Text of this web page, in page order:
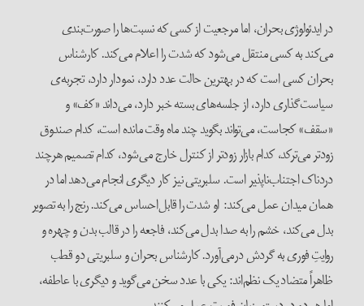
در ایدئولوژی بحران، اما مرجعیت از کسی که نسبت‌ها را صورت‌بندی
می‌کند به کسی منتقل می‌شود که شدت را اعلام می‌کند. کارشناس
بحران کسی است که در بهترین حالت عدد دارد، نمودار دارد، تجربه‌ی
سیاست‌گذاری دارد، از جلسه‌های بسته خبر دارد، می‌داند «کف» و
«سقف» کجاست، می‌تواند بگوید چند ماه وقت مانده است، کدام صندوق
زودتر می‌ترکد، کدام بازار زودتر از کنترل خارج می‌شود، کدام تصمیم هرچند
دردناک اجتناب‌ناپذیر است. سلبریتی نیز کار دیگری انجام می‌دهد اما در
همان میدان عمل می‌کند: او شدت را قابل‌احساس می‌کند. رنج را به تصویر
بدل می‌کند، خشم را به صدا بدل می‌کند، فاجعه را در قالب بدن و چهره و
روایتِ فوری به گردش درمی‌آورد. کارشناس بحران و سلبریتی دو قطب
ظاهراً متضاد یک نظم‌اند: یکی با عدد سخن می‌گوید و دیگری با عاطفه،